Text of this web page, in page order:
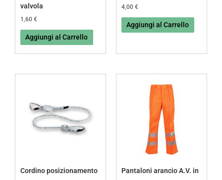
valvola
1,60 €
Aggiungi al Carrello
4,00 €
Aggiungi al Carrello
Cordino posizionamento
Pantaloni arancio A.V. in
possono